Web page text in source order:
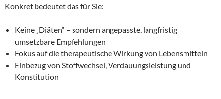
Konkret bedeutet das für Sie:
Keine „Diäten“ – sondern angepasste, langfristig
umsetzbare Empfehlungen
Fokus auf die therapeutische Wirkung von Lebensmitteln
Einbezug von Stoffwechsel, Verdauungsleistung und
Konstitution